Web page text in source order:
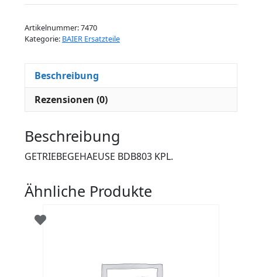
Artikelnummer:7470
Kategorie: BAIER Ersatzteile
Beschreibung
Rezensionen (0)
Beschreibung
GETRIEBEGEHAEUSE BDB803 KPL.
Ähnliche Produkte